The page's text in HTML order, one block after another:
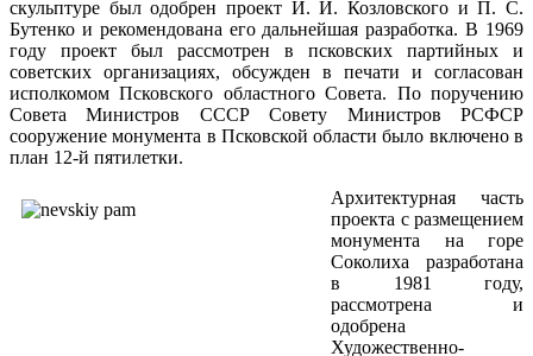
скульптуре был одобрен проект И. И. Козловского и П. С.
Бутенко и рекомендована его дальнейшая разработка. В 1969
году проект был рассмотрен в псковских партийных и
советских организациях, обсужден в печати и согласован
исполкомом Псковского областного Совета. По поручению
Совета Министров СССР Совету Министров РСФСР
сооружение монумента в Псковской области было включено в
план 12-й пятилетки.
Архитектурная часть
проекта с размещением
монумента на горе
Соколиха разработана
в 1981 году,
рассмотрена и
одобрена
Художественно-